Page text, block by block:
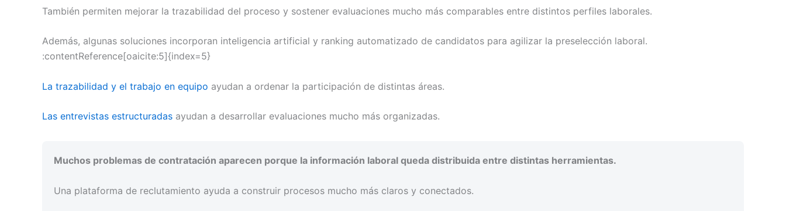
También permiten mejorar la trazabilidad del proceso y sostener evaluaciones mucho más comparables entre distintos perfiles laborales.
Además, algunas soluciones incorporan inteligencia artificial y ranking automatizado de candidatos para agilizar la preselección laboral.
:contentReference[oaicite:5]{index=5}
La trazabilidad y el trabajo en equipo ayudan a ordenar la participación de distintas áreas.
Las entrevistas estructuradas ayudan a desarrollar evaluaciones mucho más organizadas.
Muchos problemas de contratación aparecen porque la información laboral queda distribuida entre distintas herramientas.
Una plataforma de reclutamiento ayuda a construir procesos mucho más claros y conectados.